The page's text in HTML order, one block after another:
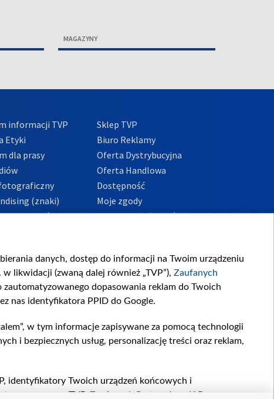
MAGAZYNY
informacji TVP
Etyki
dla prasy
(znaki)
Prywatności
Sklep TVP
Biuro Reklamy
Oferta Dystrybucyjna
Oferta Handlowa
Dostępność
Moje zgody
Procedura zgłoszeń
danych, dostęp do informacji na Twoim urządzeniu
likwidacji (zwaną dalej również „TVP”), Zaufanych
dopasowania reklam do Twoich
nas identyfikatora PPID do Google.
w tym informacje zapisywane za pomocą technologii
i bezpiecznych usług, personalizację treści oraz reklam,
identyfikatory Twoich urządzeń końcowych i
przez TVP, Zaufanych Partnerów z IAB